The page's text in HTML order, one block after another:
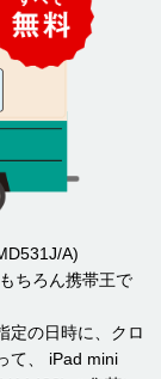
A)
ちろん携帯王で
定の日時に、クロ
て、 iPad mini